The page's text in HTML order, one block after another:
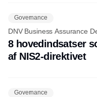
Governance
DNV Business Assurance
8 hovedindsatser
af NIS2-direktivet
Governance